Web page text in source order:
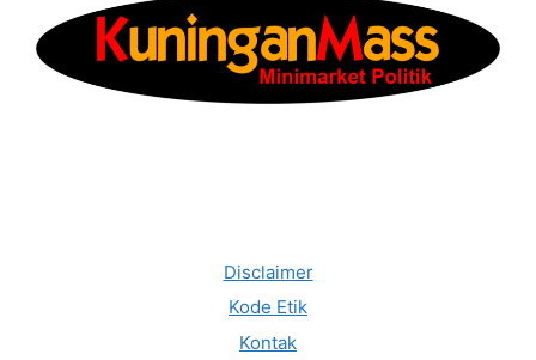
Disclaimer
Kode Etik
Kontak